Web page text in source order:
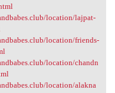
location/lajpat-
location/friends-
location/chandn
location/alakna